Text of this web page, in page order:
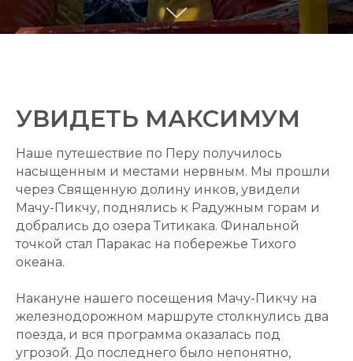
УВИДЕТЬ МАКСИМУМ
Наше путешествие по Перу получилось
насыщенным и местами нервным. Мы прошли
через Священную долину инков, увидели
Мачу-Пикчу, поднялись к Радужным горам и
добрались до озера Титикака. Финальной
точкой стал Паракас на побережье Тихого
океана.
Накануне нашего посещения Мачу-Пикчу на
железнодорожном маршруте столкнулись два
поезда, и вся программа оказалась под
угрозой. До последнего было непонятно,